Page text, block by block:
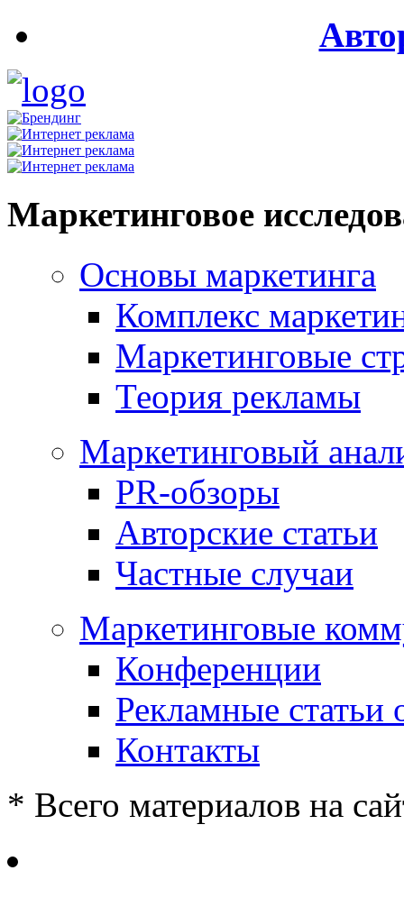
Маркетинговое
Основы маркетинга
Комплекс
Маркетинговые
Теория рекламы
Маркетинговый
PR-обзоры
Авторские статьи
Частные случаи
Маркетинговые
Конференции
Рекламные статьи
Контакты
* Всего материалов на